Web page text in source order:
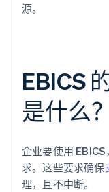
源。
EBICS
是什么？
企业要使用
求。这些要求确保
理，且不中断。